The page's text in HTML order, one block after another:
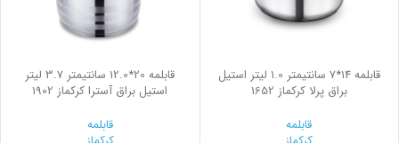
قابلمه 14*7 سانتیمتر 1.0 لیتر استیل
براق پرلا کرکماز 1652
قابلمه
قابلمه 20*12.0 سانتیمتر 3.7 لیتر
استیل براق آسترا کرکماز 1902
قابلمه